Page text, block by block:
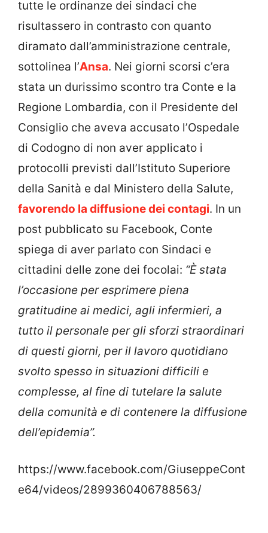
tutte le ordinanze dei sindaci che
risultassero in contrasto con quanto
diramato dall’amministrazione centrale,
sottolinea l’Ansa. Nei giorni scorsi c’era
stata un durissimo scontro tra Conte e la
Regione Lombardia, con il Presidente del
Consiglio che aveva accusato l’Ospedale
di Codogno di non aver applicato i
protocolli previsti dall’Istituto Superiore
della Sanità e dal Ministero della Salute,
favorendo la diffusione dei contagi. In un
post pubblicato su Facebook, Conte
spiega di aver parlato con Sindaci e
cittadini delle zone dei focolai: “È stata
l’occasione per esprimere piena
gratitudine ai medici, agli infermieri, a
tutto il personale per gli sforzi straordinari
di questi giorni, per il lavoro quotidiano
svolto spesso in situazioni difficili e
complesse, al fine di tutelare la salute
della comunità e di contenere la diffusione
dell’epidemia”.
https://www.facebook.com/GiuseppeCont
e64/videos/2899360406788563/